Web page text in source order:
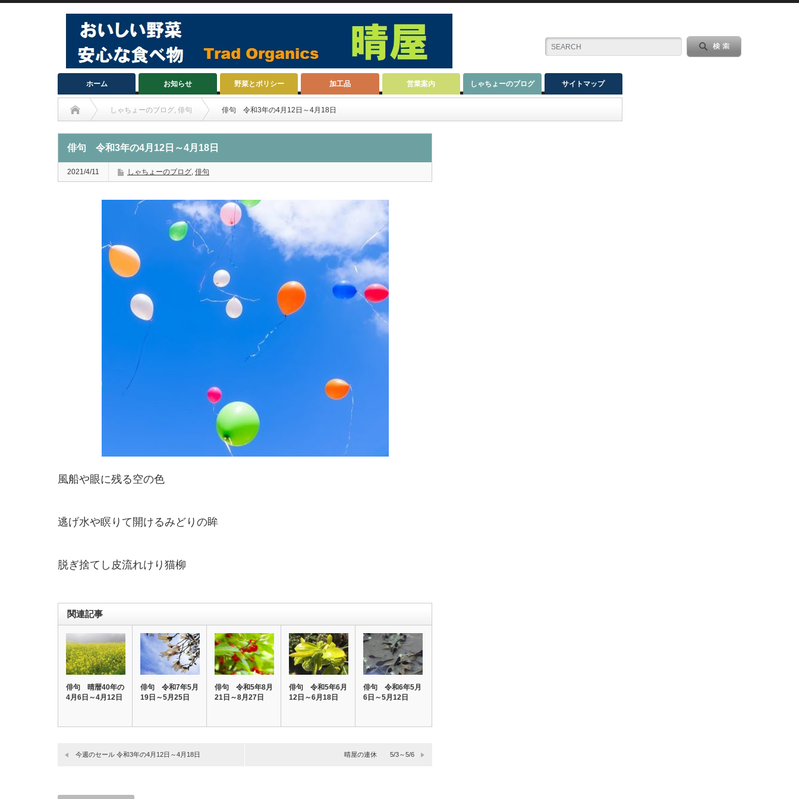
ホーム お知らせ 野菜とポリシー 加工品 営業案内 しゃちょーのブログ サイトマップ
しゃちょーのブログ, 俳句 俳句 令和3年の4月12日～4月18日
俳句 令和3年の4月12日～4月18日
2021/4/11 しゃちょーのブログ, 俳句
風船や眼に残る空の色
逃げ水や瞑りて開けるみどりの眸
脱ぎ捨てし皮流れけり猫柳
関連記事
俳句 晴暦40年の
4月6日～4月12日
俳句 令和7年5月
19日～5月25日
俳句 令和5年8月
21日～8月27日
俳句 令和5年6月
12日～6月18日
俳句 令和6年5月
6日～5月12日
今週のセール 令和3年の4月12日～4月18日 晴屋の連休 5/3～5/6